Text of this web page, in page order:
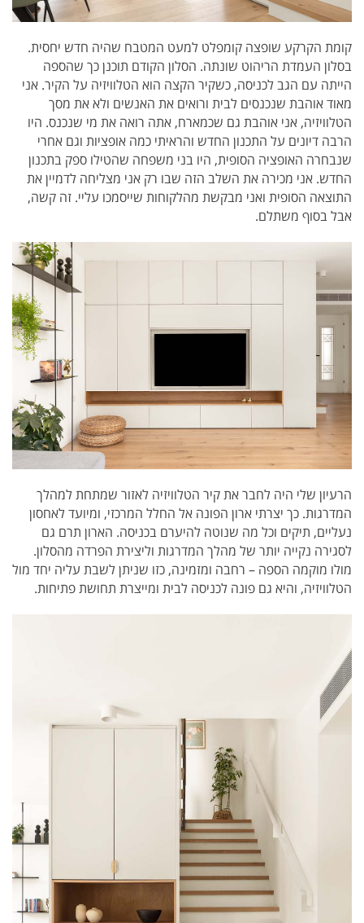
קומת הקרקע שופצה קומפלט למעט המטבח שהיה חדש יחסית.
בסלון העמדת הריהוט שונתה. הסלון הקודם תוכנן כך שהספה
הייתה עם הגב לכניסה, כשקיר הקצה הוא הטלוויזיה על הקיר. אני
מאוד אוהבת שנכנסים לבית ורואים את האנשים ולא את מסך
הטלוויזיה, אני אוהבת גם שכמארח, אתה רואה את מי שנכנס. היו
הרבה דיונים על התכנון החדש והראיתי כמה אופציות וגם אחרי
שנבחרה האופציה הסופית, היו בני משפחה שהטילו ספק בתכנון
החדש. אני מכירה את השלב הזה שבו רק אני מצליחה לדמיין את
התוצאה הסופית ואני מבקשת מהלקוחות שייסמכו עליי. זה קשה,
אבל בסוף משתלם.
הרעיון שלי היה לחבר את קיר הטלוויזיה לאזור שמתחת למהלך
המדרגות. כך יצרתי ארון הפונה אל החלל המרכזי, ומיועד לאחסון
נעליים, תיקים וכל מה שנוטה להיערם בכניסה. הארון תרם גם
לסגירה נקייה יותר של מהלך המדרגות וליצירת הפרדה מהסלון.
מולו מוקמה הספה – רחבה ומזמינה, כזו שניתן לשבת עליה יחד מול
הטלוויזיה, והיא גם פונה לכניסה לבית ומייצרת תחושת פתיחות.